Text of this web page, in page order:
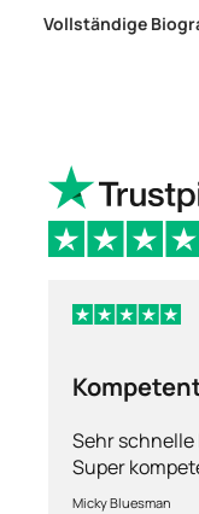
Vollständige
Sehr
Super
Abhandlung!
Micky Bluesman